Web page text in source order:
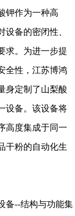
钾作为一种高
备的密闭性、
求。为进一步提
全性，江苏博鸿
身定制了山梨酸
设备。该设备将
高度集成于同一
干粉的自动化生
备--结构与功能集